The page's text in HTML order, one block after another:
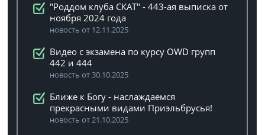
"Роддом клуба СКАТ" - 443-ая выписка от
ноября 2024 года
новость от 12.11.2025
Видео с экзамена по курсу OWD групп
442 и 444
новость от 30.10.2025
Ближе к Богу - наслаждаемся
прекрасными видами Приэльбрусья!
новость от 21.10.2025